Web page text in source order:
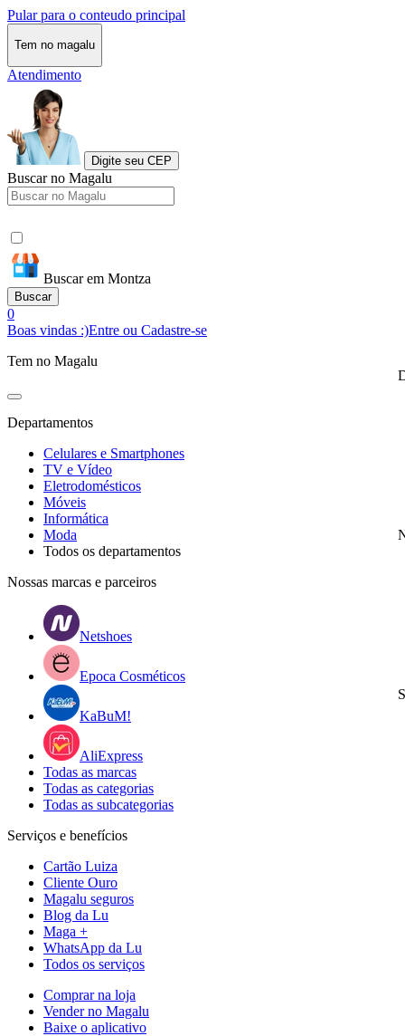
Pular para o conteudo principal
Tem no magalu
Atendimento
Digite seu CEP
Buscar no Magalu
Buscar em Montza
Buscar
0
Boas vindas :)Entre ou Cadastre-se
Tem no Magalu
Departamentos
Celulares e Smartphones
TV e Vídeo
Eletrodomésticos
Móveis
Informática
Moda
Todos os departamentos
Nossas marcas e parceiros
Netshoes
Epoca Cosméticos
KaBuM!
AliExpress
Todas as marcas
Todas as categorias
Todas as subcategorias
Serviços e benefícios
Cartão Luiza
Cliente Ouro
Magalu seguros
Blog da Lu
Maga +
WhatsApp da Lu
Todos os serviços
Comprar na loja
Vender no Magalu
Baixe o aplicativo